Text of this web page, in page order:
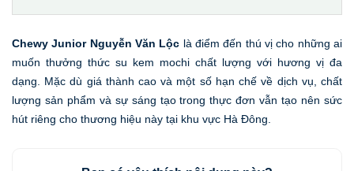
Chewy Junior Nguyễn Văn Lộc là điểm đến thú vị cho những ai
muốn thưởng thức su kem mochi chất lượng với hương vị đa
dạng. Mặc dù giá thành cao và một số hạn chế về dịch vụ, chất
lượng sản phẩm và sự sáng tạo trong thực đơn vẫn tạo nên sức
hút riêng cho thương hiệu này tại khu vực Hà Đông.